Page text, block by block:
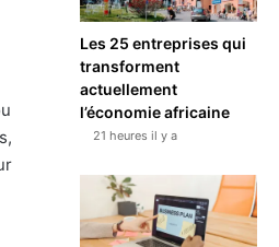
Les 25 entreprises qui
transforment
actuellement
l’économie africaine
21 heures il y a